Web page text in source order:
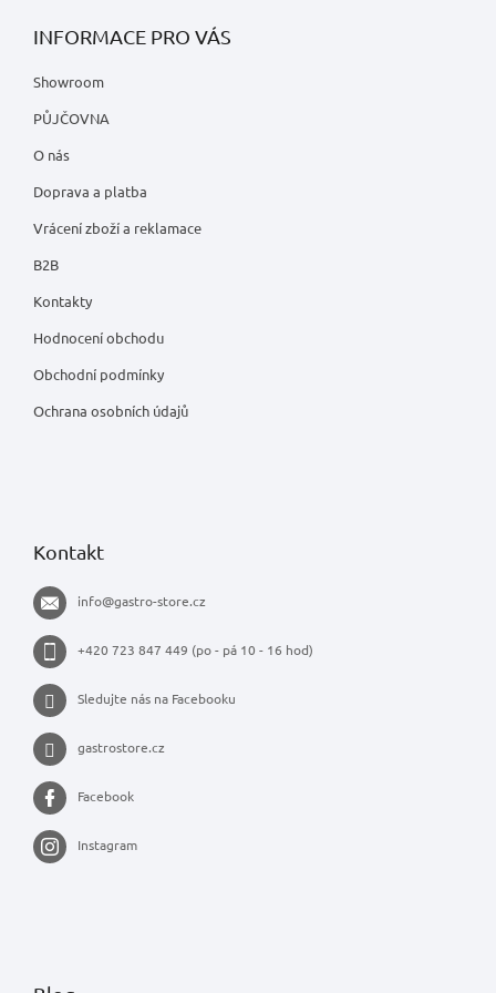
INFORMACE PRO VÁS
Showroom
PŮJČOVNA
O nás
Doprava a platba
Vrácení zboží a reklamace
B2B
Kontakty
Hodnocení obchodu
Obchodní podmínky
Ochrana osobních údajů
Kontakt
info@gastro-store.cz
+420 723 847 449 (po - pá 10 - 16 hod)
Sledujte nás na Facebooku
gastrostore.cz
Facebook
Instagram